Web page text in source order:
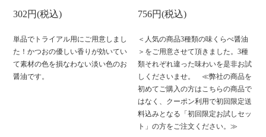
302円(税込)
単品でトライアル用にご用意しまし
た！かつおの優しい香りが効いてい
て素材の色を損なわない淡い色のお
醤油です。
756円(税込)
＜人気の商品3種類の味くらべ醤油
＞をご用意させて頂きました。3種
類それぞれ違った味わいを是非お試
しくださいませ。 ≪弊社の商品を
初めてご購入の方はこちらの商品で
はなく、クーポン利用で初回限定送
料込みとなる「初回限定お試しセッ
ト」の方をご注文ください。≫